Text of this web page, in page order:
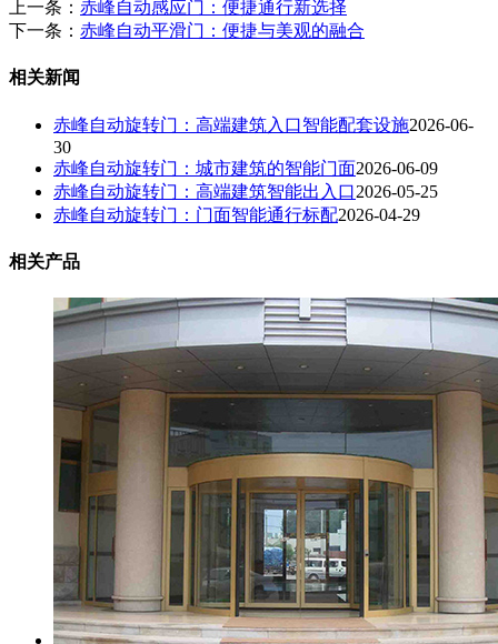
上一条： 赤峰自动感应门：便捷通行新选择
下一条： 赤峰自动平滑门：便捷与美观的融合
相关新闻
赤峰自动旋转门：高端建筑入口智能配套设施2026-06-
30
赤峰自动旋转门：城市建筑的智能门面2026-06-09
赤峰自动旋转门：高端建筑智能出入口2026-05-25
赤峰自动旋转门：门面智能通行标配2026-04-29
相关产品